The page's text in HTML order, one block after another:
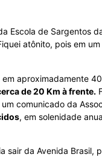
Escola de Sargentos
atônito, pois em um
aproximadamente
de 20 Km à frente.
comunicado da
, em solenidade
da Avenida Brasil,